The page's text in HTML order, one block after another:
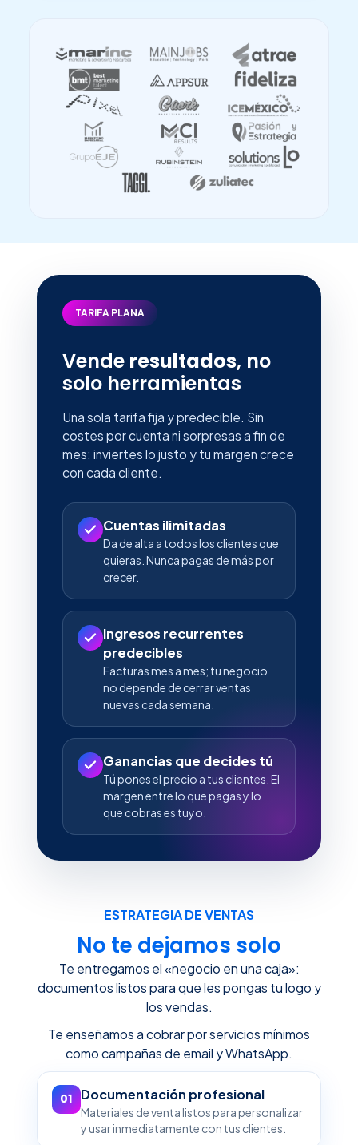
TARIFA PLANA
Vende resultados, no
solo herramientas
Una sola tarifa fija y predecible. Sin
costes por cuenta ni sorpresas a fin de
mes: inviertes lo justo y tu margen crece
con cada cliente.
Cuentas ilimitadas
Da de alta a todos los clientes que
quieras. Nunca pagas de más por
crecer.
Ingresos recurrentes
predecibles
Facturas mes a mes; tu negocio
no depende de cerrar ventas
nuevas cada semana.
Ganancias que decides tú
Tú pones el precio a tus clientes. El
margen entre lo que pagas y lo
que cobras es tuyo.
ESTRATEGIA DE VENTAS
No te dejamos solo
Te entregamos el «negocio en una caja»:
documentos listos para que les pongas tu logo y
los vendas.
Te enseñamos a cobrar por servicios mínimos
como campañas de email y WhatsApp.
01 Documentación profesional
Materiales de venta listos para personalizar
y usar inmediatamente con tus clientes.